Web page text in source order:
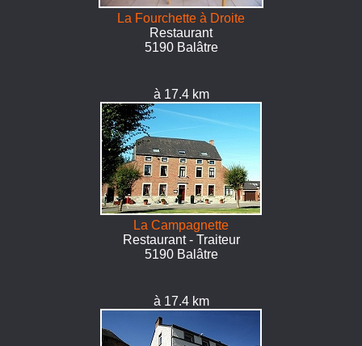
La Fourchette à Droite
Restaurant
5190 Balâtre
à 17.4 km
La Campagnette
Restaurant - Traiteur
5190 Balâtre
à 17.4 km